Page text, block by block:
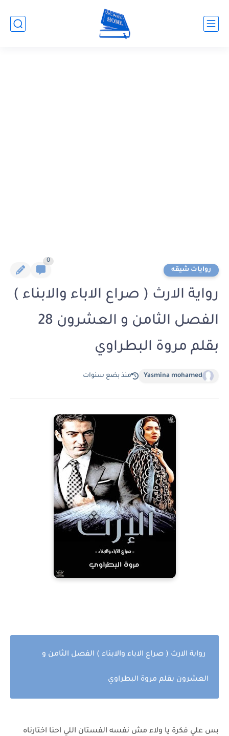
روايات شيقه
0
رواية الارث ( صراع الاباء والابناء )
الفصل الثامن و العشرون 28
بقلم مروة البطراوي
Yasmina mohamed منذ بضع سنوات
رواية الارث ( صراع الاباء والابناء ) الفصل الثامن و
العشرون بقلم مروة البطراوي
بس علي فكرة يا ولاء مش نفسه الفستان اللي احنا اختارناه